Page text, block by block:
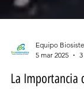
5 mar 2025